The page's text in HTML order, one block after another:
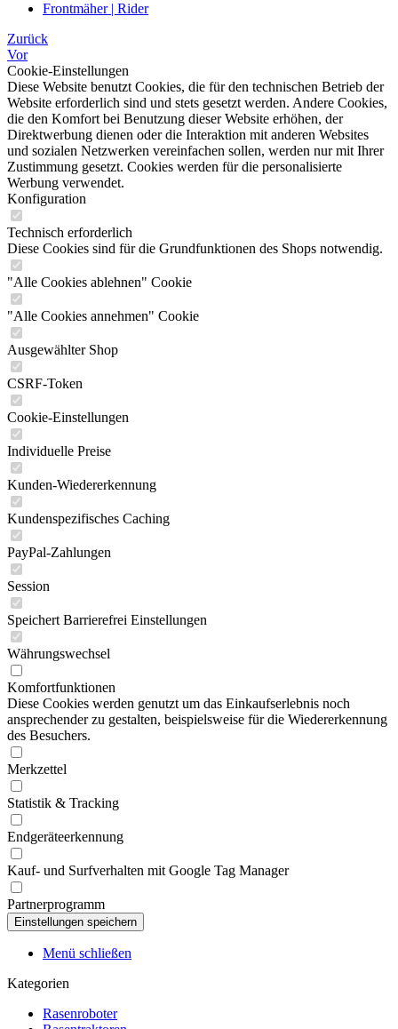
Frontmäher | Rider
Zurück
Vor
Cookie-Einstellungen
Diese Website benutzt Cookies, die für den technischen Betrieb der
Website erforderlich sind und stets gesetzt werden. Andere Cookies,
die den Komfort bei Benutzung dieser Website erhöhen, der
Direktwerbung dienen oder die Interaktion mit anderen Websites
und sozialen Netzwerken vereinfachen sollen, werden nur mit Ihrer
Zustimmung gesetzt. Cookies werden für die personalisierte
Werbung verwendet.
Konfiguration
Technisch erforderlich
Diese Cookies sind für die Grundfunktionen des Shops notwendig.
"Alle Cookies ablehnen" Cookie
"Alle Cookies annehmen" Cookie
Ausgewählter Shop
CSRF-Token
Cookie-Einstellungen
Individuelle Preise
Kunden-Wiedererkennung
Kundenspezifisches Caching
PayPal-Zahlungen
Session
Speichert Barrierefrei Einstellungen
Währungswechsel
Komfortfunktionen
Diese Cookies werden genutzt um das Einkaufserlebnis noch
ansprechender zu gestalten, beispielsweise für die Wiedererkennung
des Besuchers.
Merkzettel
Statistik & Tracking
Endgeräteerkennung
Kauf- und Surfverhalten mit Google Tag Manager
Partnerprogramm
Menü schließen
Kategorien
Rasenroboter